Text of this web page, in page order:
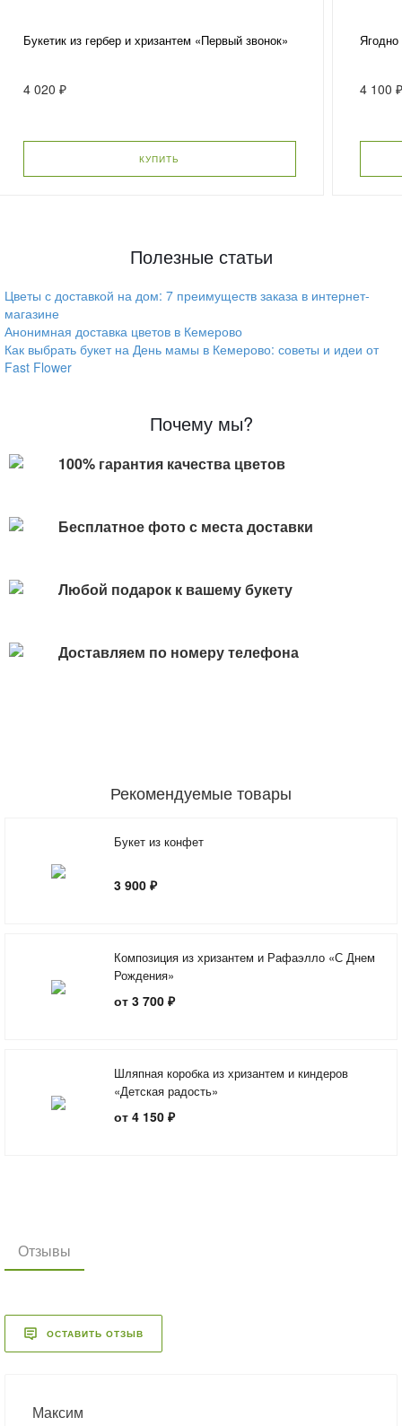
Букетик из гербер и хризантем «Первый звонок»
4 020 ₽
КУПИТЬ
Ягодно
4 100
Полезные статьи
Цветы с доставкой на дом: 7 преимуществ заказа в интернет-
магазине
Анонимная доставка цветов в Кемерово
Как выбрать букет на День мамы в Кемерово: советы и идеи от
Fast Flower
Почему мы?
100% гарантия качества цветов
Бесплатное фото с места доставки
Любой подарок к вашему букету
Доставляем по номеру телефона
Рекомендуемые товары
Букет из конфет
3 900 ₽
Композиция из хризантем и Рафаэлло «С Днем
Рождения»
от 3 700 ₽
Шляпная коробка из хризантем и киндеров
«Детская радость»
от 4 150 ₽
Отзывы
ОСТАВИТЬ ОТЗЫВ
Максим